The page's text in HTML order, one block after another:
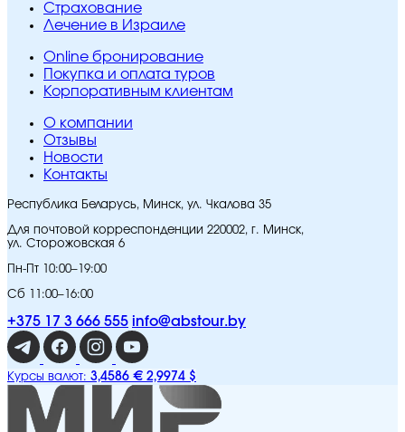
Страхование
Лечение в Израиле
Online бронирование
Покупка и оплата туров
Корпоративным клиентам
O компании
Отзывы
Новости
Контакты
Республика Беларусь, Минск, ул. Чкалова 35
Для почтовой корреспонденции 220002, г. Минск,
ул. Сторожовская 6
Пн-Пт 10:00–19:00
Сб 11:00–16:00
+375 17 3 666 555 info@abstour.by
Курсы валют: 3,4586 € 2,9974 $